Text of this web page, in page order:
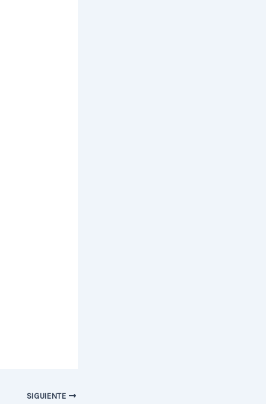
SIGUIENTE